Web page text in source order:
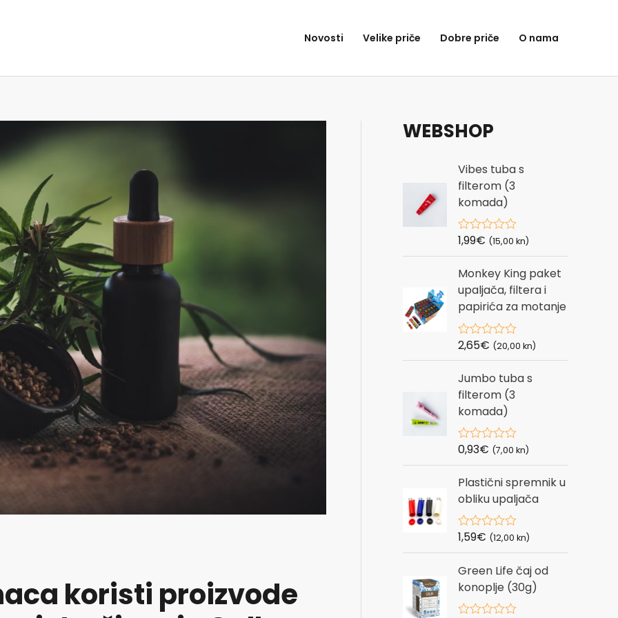
Novosti Velike priče Dobre priče O nama
koristi proizvode
WEBSHOP
Vibes tuba s
filterom (3
komada)
R
e
0
o
t
o
f
5
1,99€ (15,00 kn)
Monkey King paket
upaljača, filtera i
papirića za motanje
R
e
d
0
o
t
o
f
5
2,65€ (20,00 kn)
Jumbo tuba s
filterom (3
komada)
R
e
0
o
u
t
5
0,93€ (7,00 kn)
Plastični spremnik u
obliku upaljača
R
e
d
0
o
u
1,59€ (12,00 kn)
Green Life čaj od
konoplje (30g)